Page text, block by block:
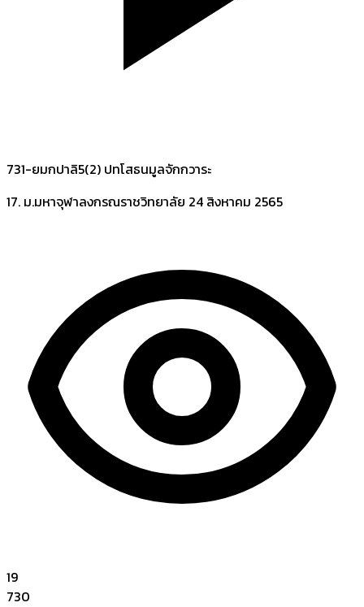
731-ยมกปาลิ5(2) ปทโสธนมูลจักกวาระ
17. ม.มหาจุฬาลงกรณราชวิทยาลัย 24 สิงหาคม 2565
19
730